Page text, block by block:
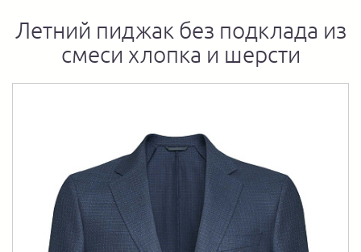
Летний пиджак без подклада из
смеси хлопка и шерсти